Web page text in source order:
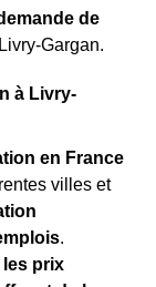
de
Gargan.
à Livry-
en France
villes et
.
prix